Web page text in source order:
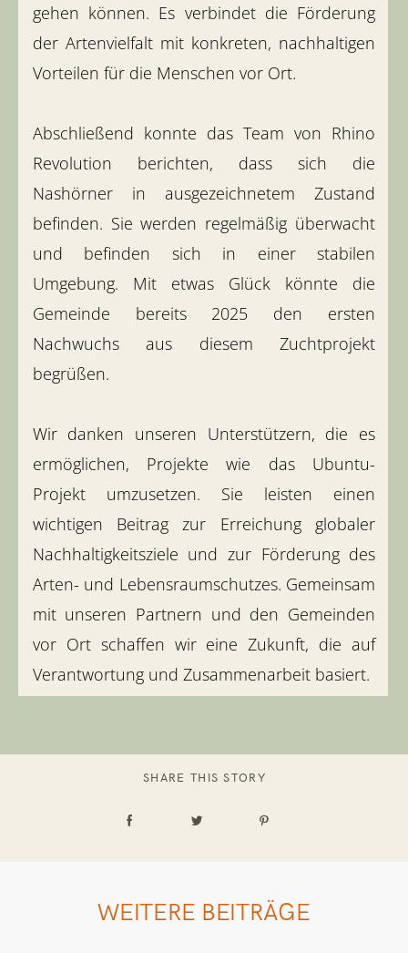
gehen können. Es verbindet die Förderung
der Artenvielfalt mit konkreten, nachhaltigen
Vorteilen für die Menschen vor Ort.
Abschließend konnte das Team von Rhino
Revolution berichten, dass sich die
Nashörner in ausgezeichnetem Zustand
befinden. Sie werden regelmäßig überwacht
und befinden sich in einer stabilen
Umgebung. Mit etwas Glück könnte die
Gemeinde bereits 2025 den ersten
Nachwuchs aus diesem Zuchtprojekt
begrüßen.
Wir danken unseren Unterstützern, die es
ermöglichen, Projekte wie das Ubuntu-
Projekt umzusetzen. Sie leisten einen
wichtigen Beitrag zur Erreichung globaler
Nachhaltigkeitsziele und zur Förderung des
Arten- und Lebensraumschutzes. Gemeinsam
mit unseren Partnern und den Gemeinden
vor Ort schaffen wir eine Zukunft, die auf
Verantwortung und Zusammenarbeit basiert.
SHARE THIS STORY
WEITERE BEITRÄGE